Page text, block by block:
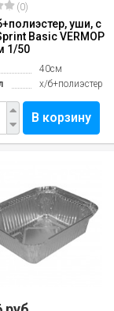
(0)
уши, с
Basic VERMOP
1/50
40см
х/б+полиэстер
В корзину